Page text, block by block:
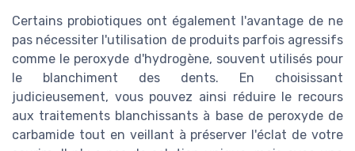
Certains probiotiques ont également l'avantage de ne
pas nécessiter l'utilisation de produits parfois agressifs
comme le peroxyde d'hydrogène, souvent utilisés pour
le blanchiment des dents. En choisissant
judicieusement, vous pouvez ainsi réduire le recours
aux traitements blanchissants à base de peroxyde de
carbamide tout en veillant à préserver l'éclat de votre